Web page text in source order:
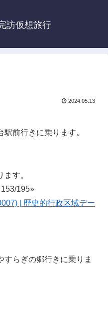
訪仮想旅行
2024.05.13
前行きに乗ります。
す。
195»
| 歴史的行政区域デー
すらぎの郷行きに乗りま